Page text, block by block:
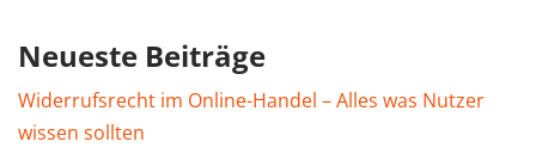
Neueste Beiträge
Widerrufsrecht im Online-Handel – Alles was Nutzer
wissen sollten